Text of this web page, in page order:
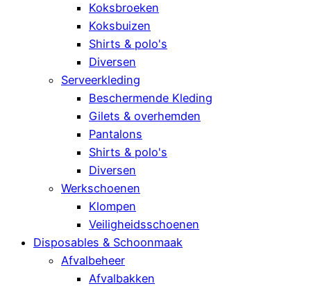
Koksbroeken
Koksbuizen
Shirts & polo's
Diversen
Serveerkleding
Beschermende Kleding
Gilets & overhemden
Pantalons
Shirts & polo's
Diversen
Werkschoenen
Klompen
Veiligheidsschoenen
Disposables & Schoonmaak
Afvalbeheer
Afvalbakken